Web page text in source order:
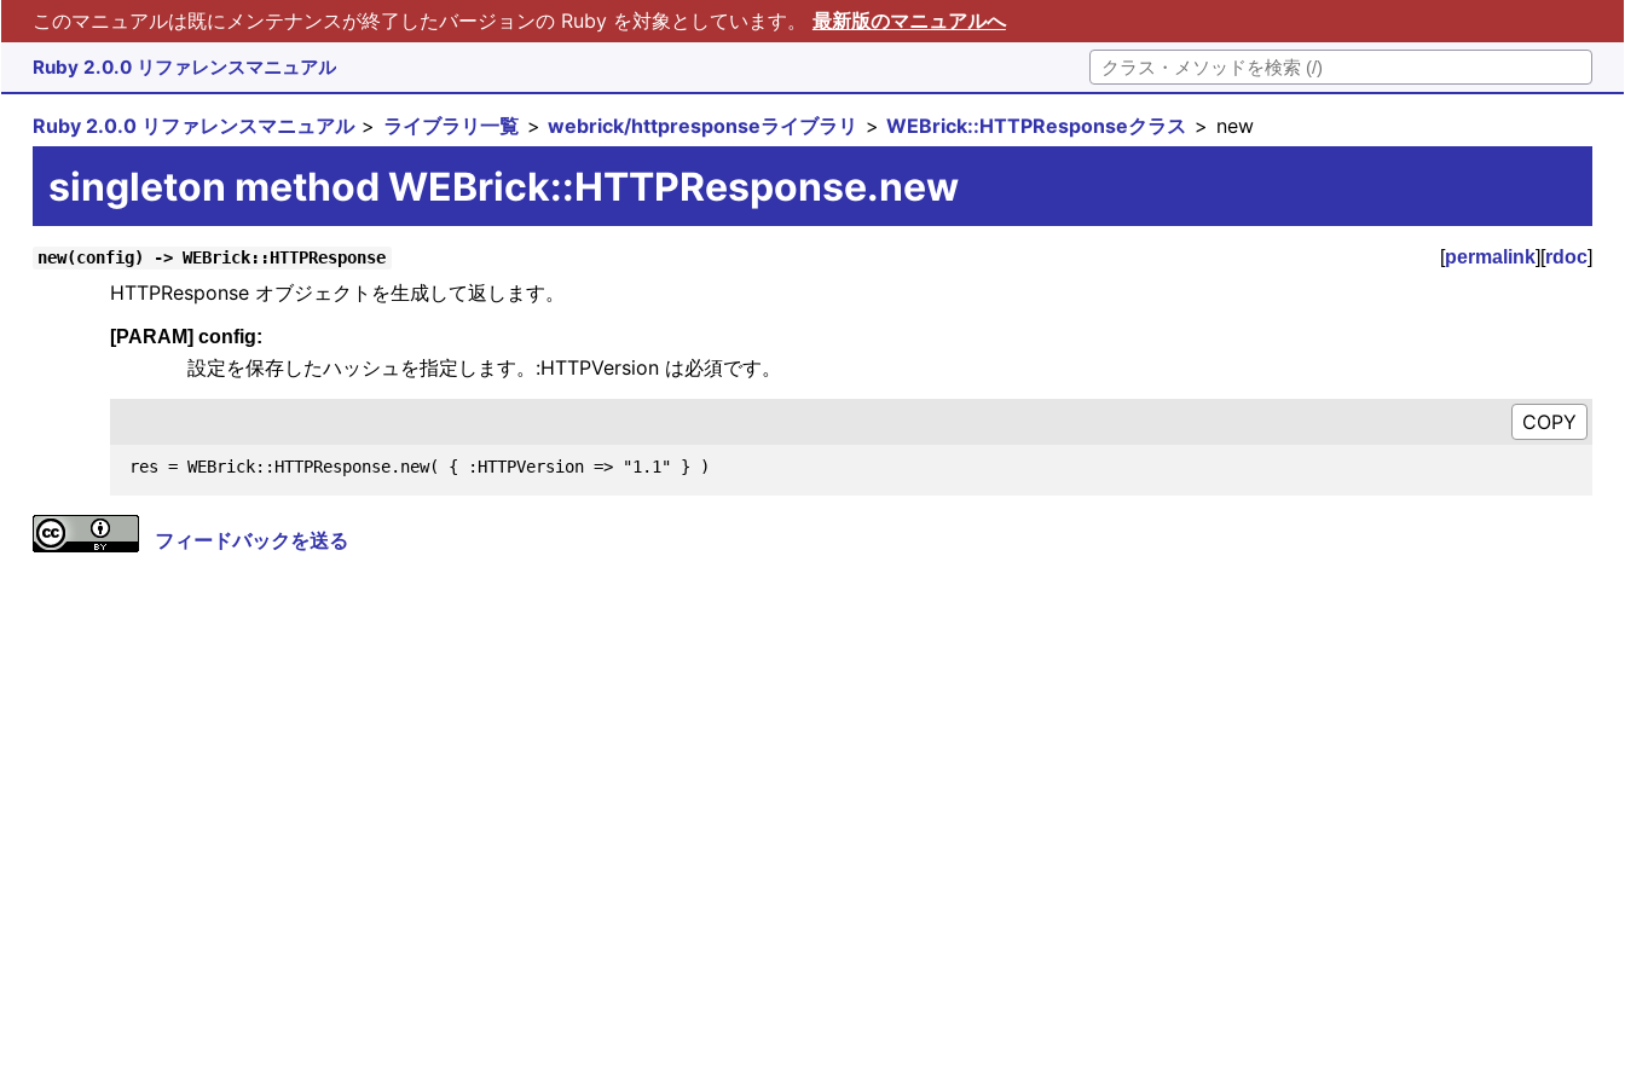
このマニュアルは既にメンテナンスが終了したバージョンの Ruby を対象としています。 最新版のマニュアルへ
Ruby 2.0.0 リファレンスマニュアル
Ruby 2.0.0 リファレンスマニュアル ライブラリ一覧 webrick/httpresponseライブラリ WEBrick::HTTPResponseクラス new
singleton method WEBrick::HTTPResponse.new
new(config) -> WEBrick::HTTPResponse [permalink][rdoc]
HTTPResponse オブジェクトを生成して返します。
[PARAM] config:
設定を保存したハッシュを指定します。:HTTPVersion は必須です。
フィードバックを送る